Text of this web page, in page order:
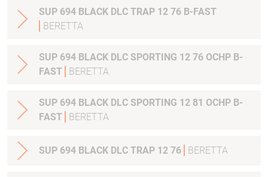
SUP 694 BLACK DLC TRAP 12 76 B-FAST
BERETTA
SUP 694 BLACK DLC SPORTING 12 76 OCHP B-
FAST
BERETTA
SUP 694 BLACK DLC SPORTING 12 81 OCHP B-
FAST
BERETTA
SUP 694 BLACK DLC TRAP 12 76 BERETTA